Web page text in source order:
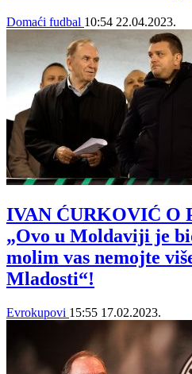
Domaći fudbal 10:54 22.04.2023.
IVAN ĆURKOVIĆ O
„Ovo u Moldaviji je
molim vas nemojte
Mladosti“!
Evrokupovi 15:55 17.02.2023.